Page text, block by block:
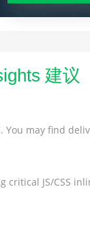
建议
may find
JS/CSS